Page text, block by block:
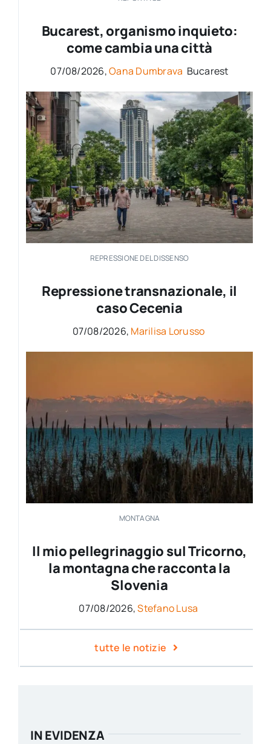
Newsletter
Bucarest, organismo inquieto:
come cambia una città
07/08/2026,Oana Dumbrava Bucarest
REPRESSIONE DEL DISSENSO
Repressione transnazionale, il
caso Cecenia
07/08/2026, Marilisa Lorusso
MONTAGNA
Il mio pellegrinaggio sul Tricorno,
la montagna che racconta la
Slovenia
07/08/2026,Stefano Lusa
tutte le notizie
IN EVIDENZA